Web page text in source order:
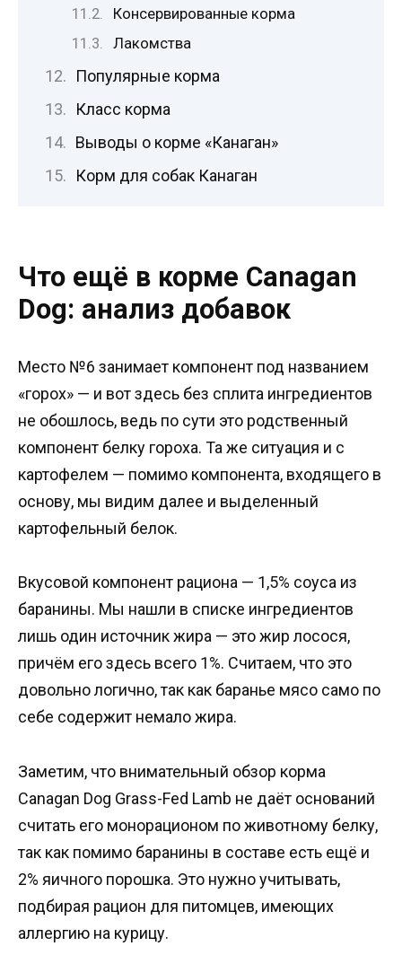
Консервированные корма
Лакомства
Популярные корма
Класс корма
Выводы о корме «Канаган»
Корм для собак Канаган
Что ещё в корме Canagan
Dog: анализ добавок
Место №6 занимает компонент под названием
«горох» — и вот здесь без сплита ингредиентов
не обошлось, ведь по сути это родственный
компонент белку гороха. Та же ситуация и с
картофелем — помимо компонента, входящего в
основу, мы видим далее и выделенный
картофельный белок.
Вкусовой компонент рациона — 1,5% соуса из
баранины. Мы нашли в списке ингредиентов
лишь один источник жира — это жир лосося,
причём его здесь всего 1%. Считаем, что это
довольно логично, так как баранье мясо само по
себе содержит немало жира.
Заметим, что внимательный обзор корма
Canagan Dog Grass-Fed Lamb не даёт оснований
считать его монорационом по животному белку,
так как помимо баранины в составе есть ещё и
2% яичного порошка. Это нужно учитывать,
подбирая рацион для питомцев, имеющих
аллергию на курицу.